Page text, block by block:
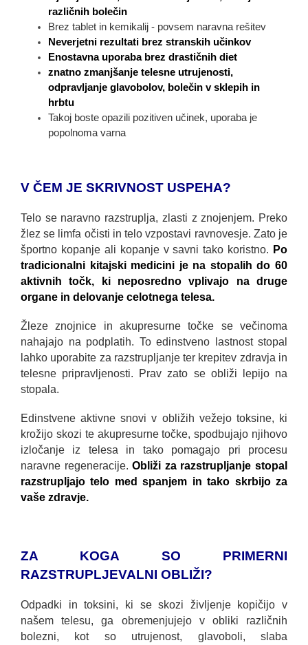
različnih bolečin
Brez tablet in kemikalij - povsem naravna rešitev
Neverjetni rezultati brez stranskih učinkov
Enostavna uporaba brez drastičnih diet
znatno zmanjšanje telesne utrujenosti,
odpravljanje glavobolov, bolečin v sklepih in
hrbtu
Takoj boste opazili pozitiven učinek, uporaba je
popolnoma varna
V ČEM JE SKRIVNOST USPEHA?
Telo se naravno razstruplja, zlasti z znojenjem. Preko
žlez se limfa očisti in telo vzpostavi ravnovesje. Zato je
športno kopanje ali kopanje v savni tako koristno. Po
tradicionalni kitajski medicini je na stopalih do 60
aktivnih točk, ki neposredno vplivajo na druge
organe in delovanje celotnega telesa.
Žleze znojnice in akupresurne točke se večinoma
nahajajo na podplatih. To edinstveno lastnost stopal
lahko uporabite za razstrupljanje ter krepitev zdravja in
telesne pripravljenosti. Prav zato se obliži lepijo na
stopala.
Edinstvene aktivne snovi v obližih vežejo toksine, ki
krožijo skozi te akupresurne točke, spodbujajo njihovo
izločanje iz telesa in tako pomagajo pri procesu
naravne regeneracije.Obliži za razstrupljanje stopal
razstrupljajo telo med spanjem in tako skrbijo za
vaše zdravje.
ZA KOGA SO PRIMERNI
RAZSTRUPLJEVALNI OBLIŽI?
Odpadki in toksini, ki se skozi življenje kopičijo v
našem telesu, ga obremenjujejo v obliki različnih
bolezni, kot so utrujenost, glavoboli, slaba